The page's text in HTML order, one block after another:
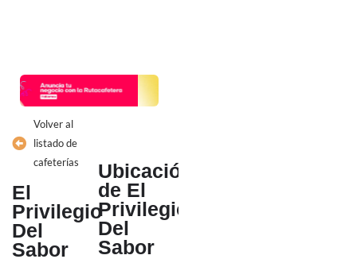
Volver al
listado de
cafeterías
El
Privilegio
Del
Sabor
Ubicación
de El
Privilegio
Del
Sabor